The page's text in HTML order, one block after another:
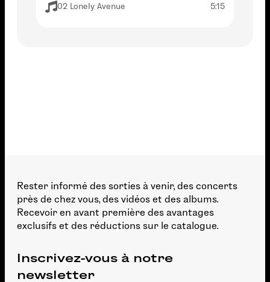
02 Lonely Avenue 5:15
Rester informé des sorties à venir, des concerts
près de chez vous, des vidéos et des albums.
Recevoir en avant première des avantages
exclusifs et des réductions sur le catalogue.
Inscrivez-vous à notre
newsletter